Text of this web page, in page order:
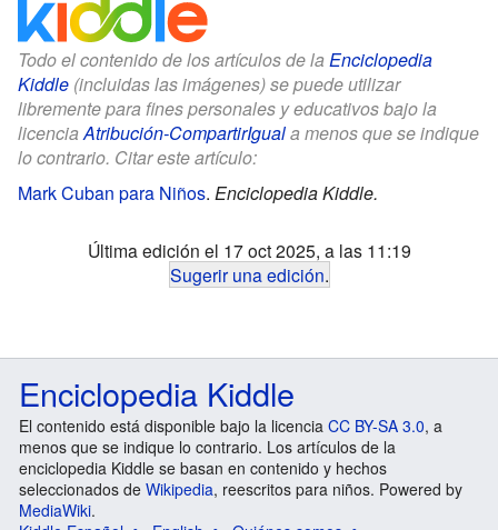
Todo el contenido de los artículos de la Enciclopedia
Kiddle (incluidas las imágenes) se puede utilizar
libremente para fines personales y educativos bajo la
licenciaAtribución-CompartirIguala menos que se indique
lo contrario. Citar este artículo:
Mark Cuban para Niños. Enciclopedia Kiddle.
Última edición el 17 oct 2025, a las 11:19
Sugerir una edición.
Enciclopedia Kiddle
El contenido está disponible bajo la licencia CC BY-SA 3.0, a
menos que se indique lo contrario. Los artículos de la
enciclopedia Kiddle se basan en contenido y hechos
seleccionados de Wikipedia, reescritos para niños. Powered by
MediaWiki.